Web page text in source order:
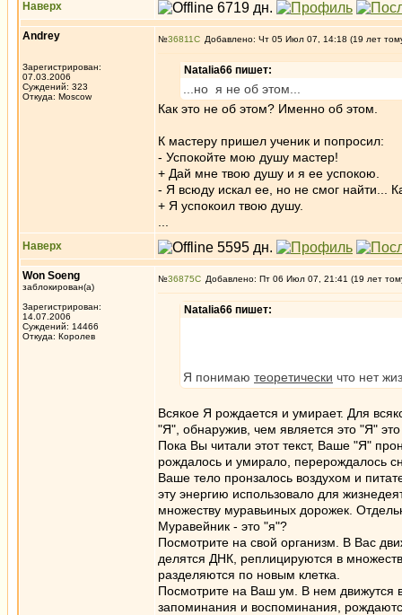
Наверх
Andrey
Зарегистрирован:
07.03.2006
Суждений: 323
Откуда: Moscow
№36811 Добавлено: Чт 05 Июл 07, 14:18 (19 лет
Natalia66 пишет:
...но я не об этом...
Как это не об этом? Именно об этом.
К мастеру пришел ученик и попросил:
- Успокойте мою душу мастер!
+ Дай мне твою душу и я ее успокою.
- Я всюду искал ее, но не смог найти...
+ Я успокоил твою душу.
Наверх
Won Soeng
заблокирован(а)
Зарегистрирован:
14.07.2006
Суждений: 14466
Откуда: Королев
№36875 Добавлено: Пт 06 Июл 07, 21:41 (19 лет
Natalia66 пишет:
Я понимаю теоретически что нет
Всякое Я рождается и умирает. Для
"Я", обнаружив, чем является это "Я"
Пока Вы читали этот текст, Ваше "Я"
рождалось и умирало, перерождалось
Ваше тело пронзалось воздухом и
эту энергию использовало для
множеству муравьиных дорожек.
Муравейник - это "я"?
Посмотрите на свой организм. В Вас
делятся ДНК, реплицируются в
разделяются по новым клетка.
Посмотрите на Ваш ум. В нем движутся
запоминания и воспоминания,